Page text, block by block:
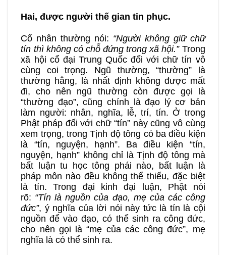
Hai, được người thế gian tin phục.
Cổ nhân thường nói: “Người không giữ chữ
tín thì không có chỗ đứng trong xã hội.” Trong
xã hội cổ đại Trung Quốc đối với chữ tín vô
cùng coi trọng. Ngũ thường, “thường” là
thường hằng, là nhất định không được mất
đi, cho nên ngũ thường còn được gọi là
“thường đạo”, cũng chính là đạo lý cơ bản
làm người: nhân, nghĩa, lễ, trí, tín. Ở trong
Phật pháp đối với chữ “tín” này cũng vô cùng
xem trọng, trong Tịnh độ tông có ba điều kiện
là “tín, nguyện, hạnh”. Ba điều kiện “tín,
nguyện, hạnh” không chỉ là Tịnh độ tông mà
bất luận tu học tông phái nào, bất luận là
pháp môn nào đều không thể thiếu, đặc biệt
là tín. Trong đại kinh đại luận, Phật nói
rõ: “Tín là nguồn của đạo, mẹ của các công
đức”, ý nghĩa của lời nói này tức là tín là cội
nguồn để vào đạo, có thể sinh ra công đức,
cho nên gọi là “mẹ của các công đức”, mẹ
nghĩa là có thể sinh ra.